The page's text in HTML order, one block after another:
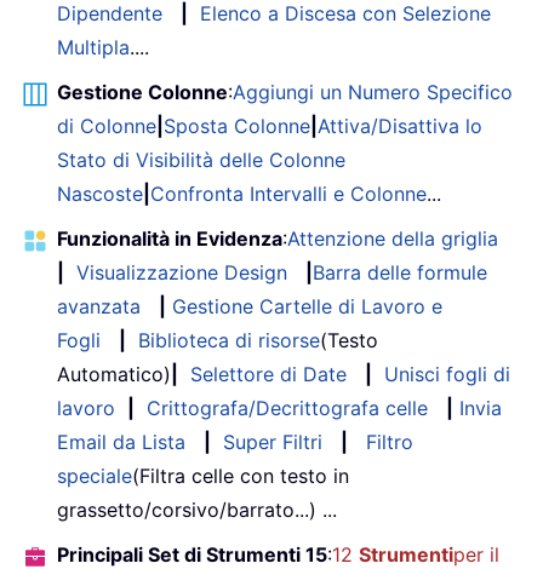
Dipendente
Elenco a Discesa con Selezione
Multipla....
Gestione Colonne:Aggiungi un Numero Specifico
di Colonne Sposta Colonne Attiva/Disattiva lo
Stato di Visibilità delle Colonne
Nascoste Confronta Intervalli e Colonne...
Funzionalità in Evidenza:Attenzione della griglia
Visualizzazione Design
Barra delle formule
avanzata
Gestione Cartelle di Lavoro e
Fogli
Biblioteca di risorse(Testo
Automatico)
Selettore di Date
Unisci fogli di
lavoro
Crittografa/Decrittografa celle
Invia
Email da Lista
Super Filtri
Filtro
speciale(Filtra celle con testo in
grassetto/corsivo/barrato...) ...
Principali Set di Strumenti 15:12 Strumentiper il